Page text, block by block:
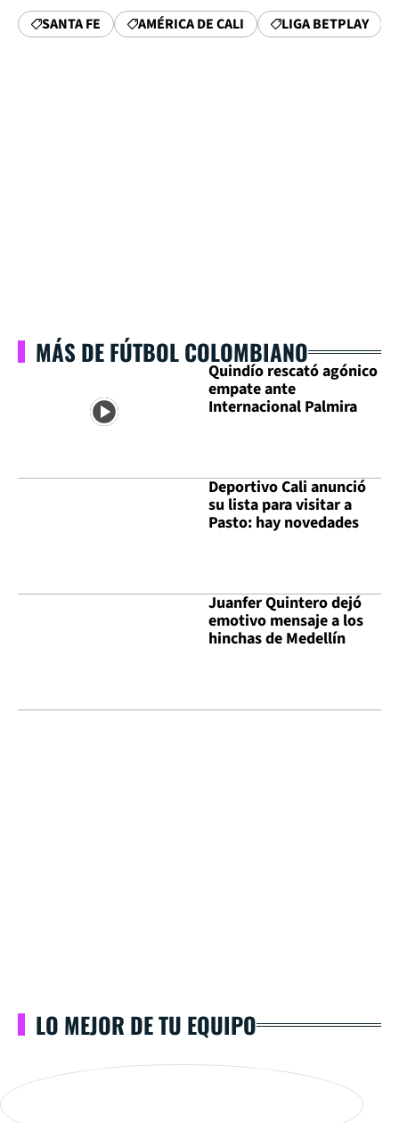
SANTA FE AMÉRICA DE CALI LIGA BETPLAY
MÁS DE FÚTBOL COLOMBIANO
Quindío rescató agónico
empate ante
Internacional Palmira
Deportivo Cali anunció
su lista para visitar a
Pasto: hay novedades
Juanfer Quintero dejó
emotivo mensaje a los
hinchas de Medellín
LO MEJOR DE TU EQUIPO